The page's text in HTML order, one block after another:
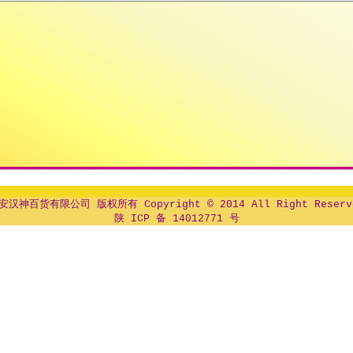
汉神百货有限公司 版权所有 Copyright © 2014 All Right
陕 ICP 备 14012771 号